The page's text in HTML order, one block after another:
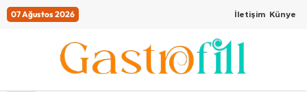
07 Ağustos 2026 İletişim Künye